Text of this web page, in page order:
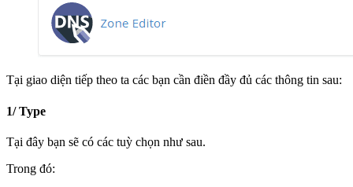
Tại giao diện tiếp theo ta các bạn cần điền đầy đủ các thông tin sau:
1/ Type
Tại đây bạn sẽ có các tuỳ chọn như sau.
Trong đó: